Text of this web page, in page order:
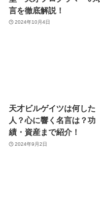
言を徹底解説！
2024年10月4日
天才ビルゲイツは何した
人？心に響く名言は？功
績・資産まで紹介！
2024年9月2日